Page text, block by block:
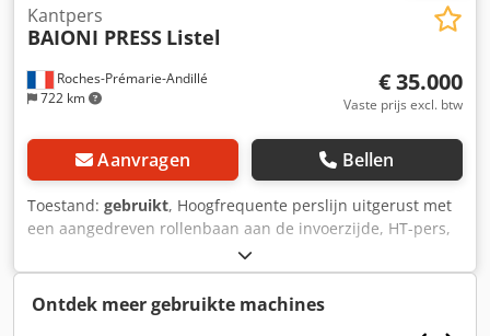
Roches-Prémarie-Andillé
722 km
Kantpers
BAIONI PRESS Listel
€ 35.000
Vaste prijs excl. btw
Aanvragen Bellen
Toestand: gebruikt, Hoogfrequente perslijn uitgerust met
een aangedreven rollenbaan aan de invoerzijde, HT-pers,
afvoertapijt. Dkodozhrdbepfx Anror
Ontdek meer gebruikte machines